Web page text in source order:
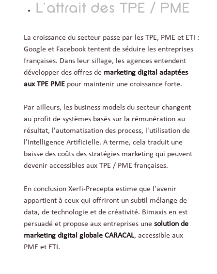
L'attrait des TPE / PME
La croissance du secteur passe par les TPE, PME et ETI :
Google et Facebook tentent de séduire les entreprises
françaises. Dans leur sillage, les agences entendent
développer des offres de marketing digital adaptées
aux TPE PME pour maintenir une croissance forte.
Par ailleurs, les business models du secteur changent
au profit de systèmes basés sur la rémunération au
résultat, l'automatisation des process, l'utilisation de
l'Intelligence Artificielle. A terme, cela traduit une
baisse des coûts des stratégies marketing qui peuvent
devenir accessibles aux TPE / PME françaises.
En conclusion Xerfi-Precepta estime que l'avenir
appartient à ceux qui offriront un subtil mélange de
data, de technologie et de créativité. Bimaxis en est
persuadé et propose aux entreprises une solution de
marketing digital globale CARACAL, accessible aux
PME et ETI.